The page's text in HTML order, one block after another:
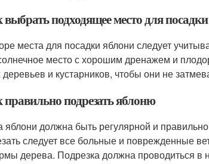
подходящее место для
места для посадки яблони следует
место с хорошим дренажем и
деревьев и кустарников, чтобы они не
подрезать яблоню
яблони должна быть регулярной и
следует все больные и поврежденные
дерева. Подрезка должна проводиться в